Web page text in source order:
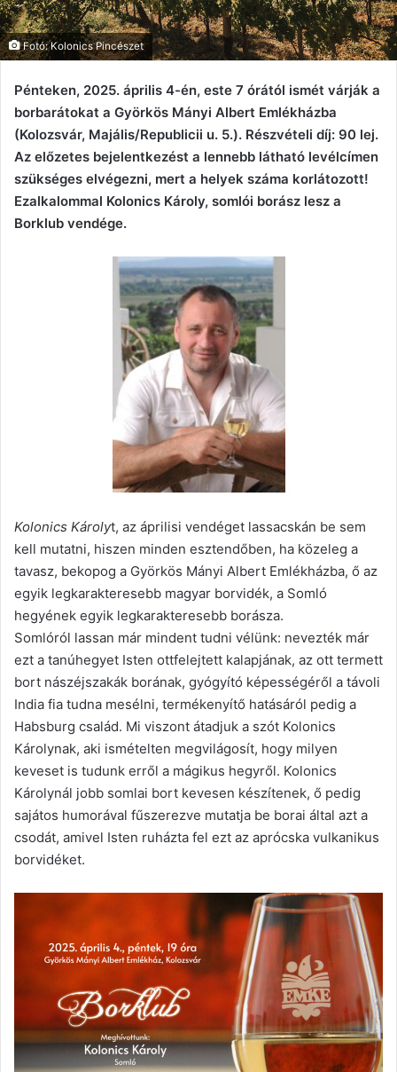
Fotó: Kolonics Pincészet
Pénteken, 2025. április 4-én, este 7 órától ismét várják a
borbarátokat a Györkös Mányi Albert Emlékházba
(Kolozsvár, Majális/Republicii u. 5.). Részvételi díj: 90 lej.
Az előzetes bejelentkezést a lennebb látható levélcímen
szükséges elvégezni, mert a helyek száma korlátozott!
Ezalkalommal Kolonics Károly, somlói borász lesz a
Borklub vendége.
Kolonics Károlyt, az áprilisi vendéget lassacskán be sem
kell mutatni, hiszen minden esztendőben, ha közeleg a
tavasz, bekopog a Györkös Mányi Albert Emlékházba, ő az
egyik legkarakteresebb magyar borvidék, a Somló
hegyének egyik legkarakteresebb borásza.
Somlóról lassan már mindent tudni vélünk: nevezték már
ezt a tanúhegyet Isten ottfelejtett kalapjának, az ott termett
bort nászéjszakák borának, gyógyító képességéről a távoli
India fia tudna mesélni, termékenyítő hatásáról pedig a
Habsburg család. Mi viszont átadjuk a szót Kolonics
Károlynak, aki ismételten megvilágosít, hogy milyen
keveset is tudunk erről a mágikus hegyről. Kolonics
Károlynál jobb somlai bort kevesen készítenek, ő pedig
sajátos humorával fűszerezve mutatja be borai által azt a
csodát, amivel Isten ruházta fel ezt az aprócska vulkanikus
borvidéket.